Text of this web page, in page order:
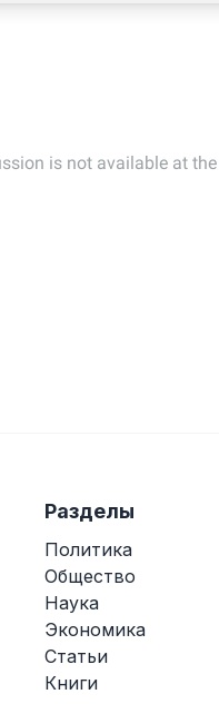
Разделы
Политика
Общество
Наука
Экономика
Статьи
Книги